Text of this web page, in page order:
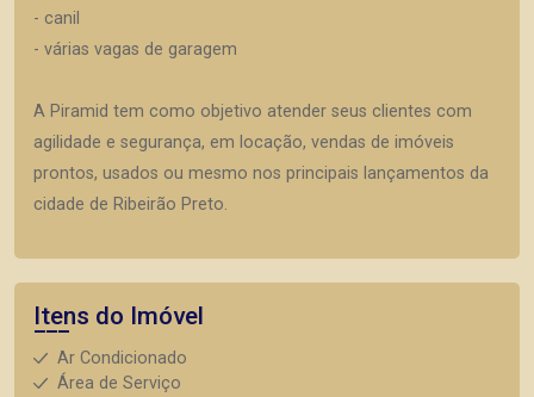
- canil
- várias vagas de garagem
A Piramid tem como objetivo atender seus clientes com
agilidade e segurança, em locação, vendas de imóveis
prontos, usados ou mesmo nos principais lançamentos da
cidade de Ribeirão Preto.
Itens do Imóvel
Ar Condicionado
Área de Serviço